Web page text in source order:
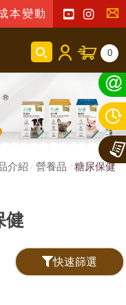
本變動之影響，我
聯
我
們
0
介紹 營養品 糖尿保健
健
快速篩選